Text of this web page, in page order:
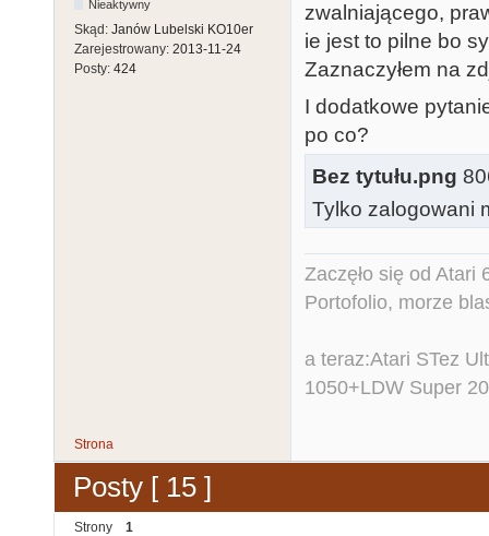
Nieaktywny
Skąd: Janów Lubelski KO10er
Zarejestrowany: 2013-11-24
Posty: 424
zwalniającego,
ie jest to pilne bo
Zaznaczyłem na
I dodatkowe
po co?
Bez tytułu.png
Tylko zalogowani
Zaczęło się od Atari
Portofolio, morze
a teraz:Atari STez
1050+LDW Super
Strona
Posty [ 15 ]
Strony 1